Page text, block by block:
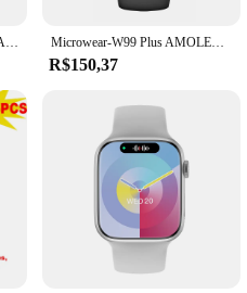
Microwear-Relógio inteligente Amoled para homens e mulheres, Smartwatch W99 Plus Sport, Bússola NFC, BT Call, Leitor de música, 1GB, 2.0 ", 45mm Microwear-W99 Plus AMOLED Smartwatch para Homens e Mulheres, ChatGPT Compass, Série 9, 2GB ROM, Álbum de Fotos, Relógio Esportivo para Android
R$150,37